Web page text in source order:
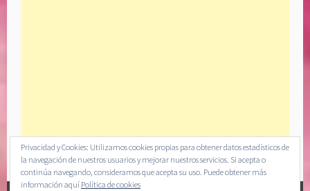
Privacidad y Cookies: Utilizamos cookies propias para obtener datos estadísticos de
la navegación de nuestros usuarios y mejorar nuestros servicios. Si acepta o
continúa navegando, consideramos que acepta su uso. Puede obtener más
información aquí Política de cookies